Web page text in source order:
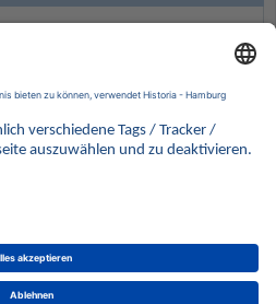
die Differenzbesteuerung gemäß § 25a UStG
Vorrat reicht. Irrtum vorbehalten. Bilder sind